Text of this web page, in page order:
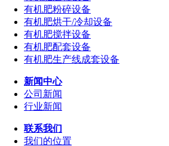
有机肥粉碎设备
有机肥烘干/冷却设备
有机肥搅拌设备
有机肥配套设备
有机肥生产线成套设备
新闻中心
公司新闻
行业新闻
联系我们
我们的位置